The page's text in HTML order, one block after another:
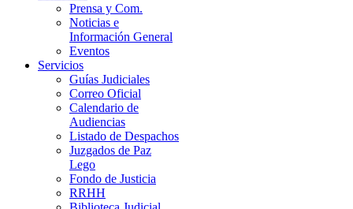
Prensa y Com.
Noticias e
Información General
Eventos
Servicios
Guías Judiciales
Correo Oficial
Calendario de
Audiencias
Listado de Despachos
Juzgados de Paz
Lego
Fondo de Justicia
RRHH